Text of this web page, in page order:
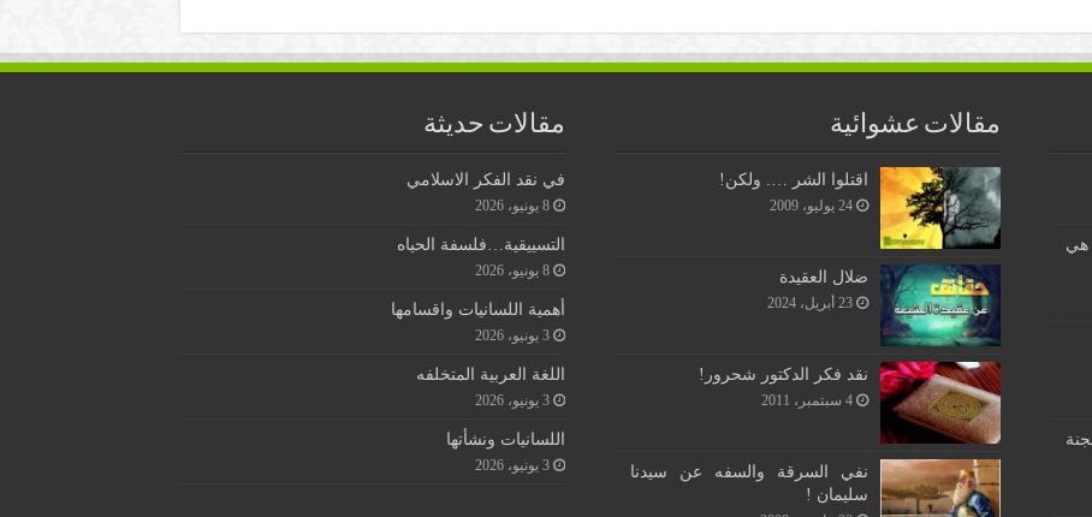
هي
مقالات عشوائية
اقتلوا الشر …. ولكن!
24 يوليو، 2009
ضلال العقيدة
23 أبريل، 2024
نقد فكر الدكتور شحرور!
4 سبتمبر، 2011
نفي السرقة والسفه عن سيدنا
سليمان !
مقالات حديثة
في نقد الفكر الاسلامي
8 يونيو، 2026
التسييقية…فلسفة الحياه
8 يونيو، 2026
أهمية اللسانيات واقسامها
3 يونيو، 2026
اللغة العربية المتخلفه
3 يونيو، 2026
اللسانيات ونشأتها
3 يونيو، 2026